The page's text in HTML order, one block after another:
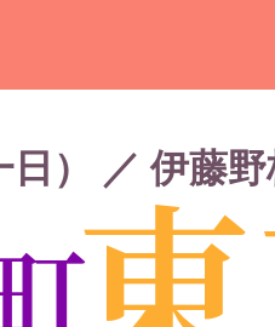
） ／ 伊藤